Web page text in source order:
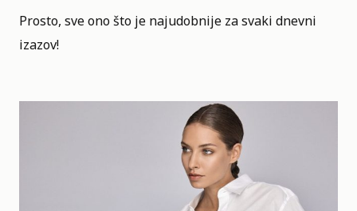
Prosto, sve ono što je najudobnije za svaki dnevni
izazov!